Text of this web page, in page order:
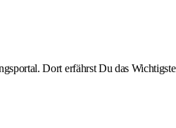
Dort erfährst Du das Wichtigste